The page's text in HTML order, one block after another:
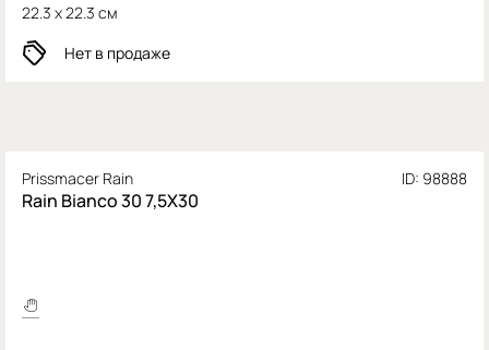
22.3 x 22.3 см
Нет в продаже
Prissmacer Rain ID: 98888
Rain Bianco 30 7,5X30